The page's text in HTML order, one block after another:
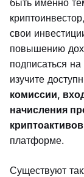
быть именно
свои
повышению
подписаться
изучите
комиссии,
начисления
криптоактивов
платформе.
Существуют